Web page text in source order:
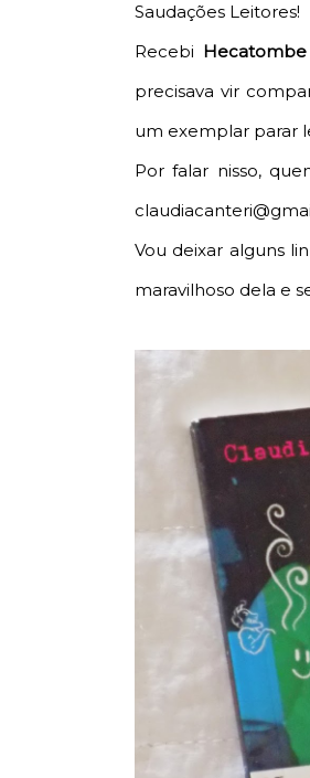
Saudações Leitores!
Recebi
precisava vir
um exemplar parar
Por falar nisso,
Vou deixar alguns
maravilhoso dela e